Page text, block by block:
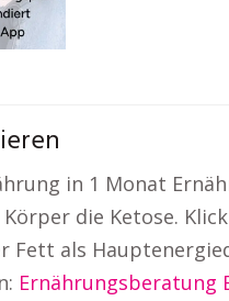
in 1 Monat
die Ketose.
Fett als
Ernährungsberatung